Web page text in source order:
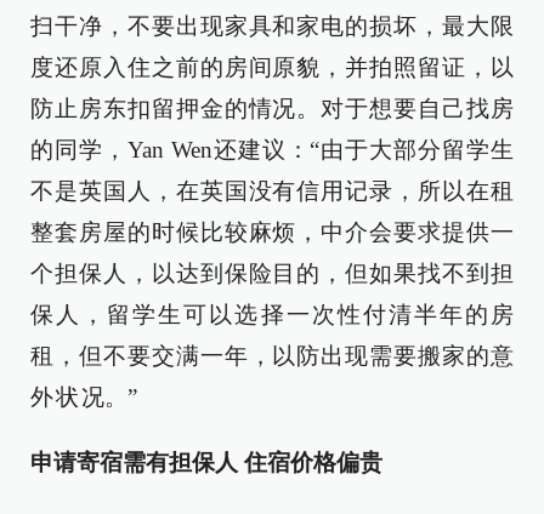
扫干净，不要出现家具和家电的损坏，最大限
度还原入住之前的房间原貌，并拍照留证，以
防止房东扣留押金的情况。对于想要自己找房
的同学，Yan Wen还建议：“由于大部分留学生
不是英国人，在英国没有信用记录，所以在租
整套房屋的时候比较麻烦，中介会要求提供一
个担保人，以达到保险目的，但如果找不到担
保人，留学生可以选择一次性付清半年的房
租，但不要交满一年，以防出现需要搬家的意
外 状 况。”
申请寄宿需有担保人 住宿价格偏贵